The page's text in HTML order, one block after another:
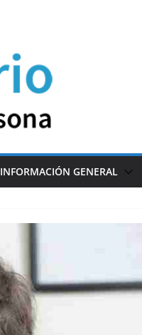
INFORMACIÓN GENERAL